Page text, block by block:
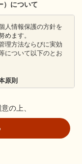
）について
人情報保護の方針を
めます。
理方法ならびに実効
について以下のとお
原則
その目的のために必
情報は、本人の明確
ある場合以外には収
の上、